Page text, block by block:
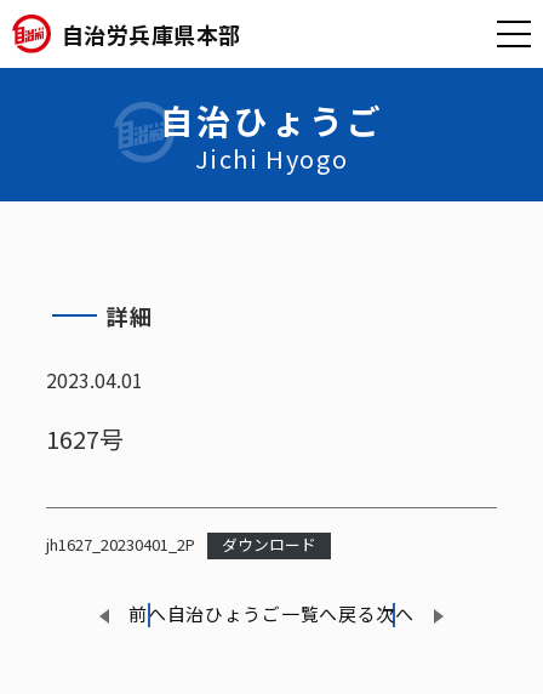
自治労兵庫県本部
自治ひょうご
Jichi Hyogo
詳細
2023.04.01
1627号
jh1627_20230401_2P ダウンロード
前へ自治ひょうご一覧へ戻る次へ